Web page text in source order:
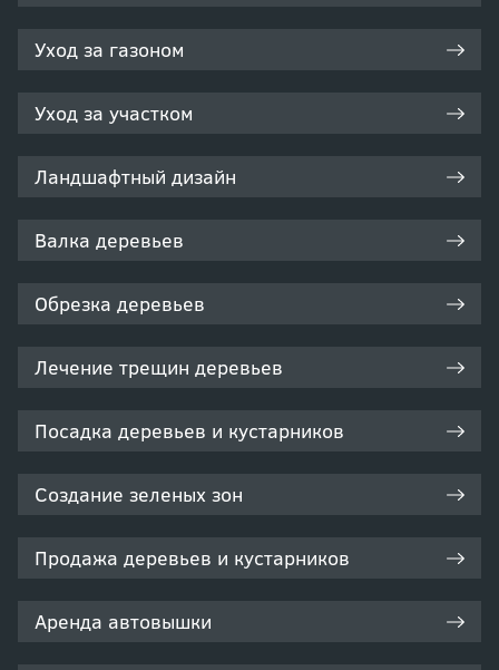
Уход за газоном
Уход за участком
Ландшафтный дизайн
Валка деревьев
Обрезка деревьев
Лечение трещин деревьев
Посадка деревьев и кустарников
Создание зеленых зон
Продажа деревьев и кустарников
Аренда автовышки